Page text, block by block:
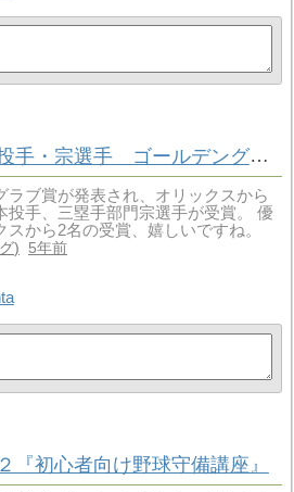
オリックス 山本投手・宗選手 ゴールデングラブ賞受賞（2021.12.2）
ラブ賞が発表され、オリックスから
投手、三塁手部門宗選手が受賞。 優
スから2名の受賞、嬉しいですね。
5年前
『初心者向け野球守備講座』